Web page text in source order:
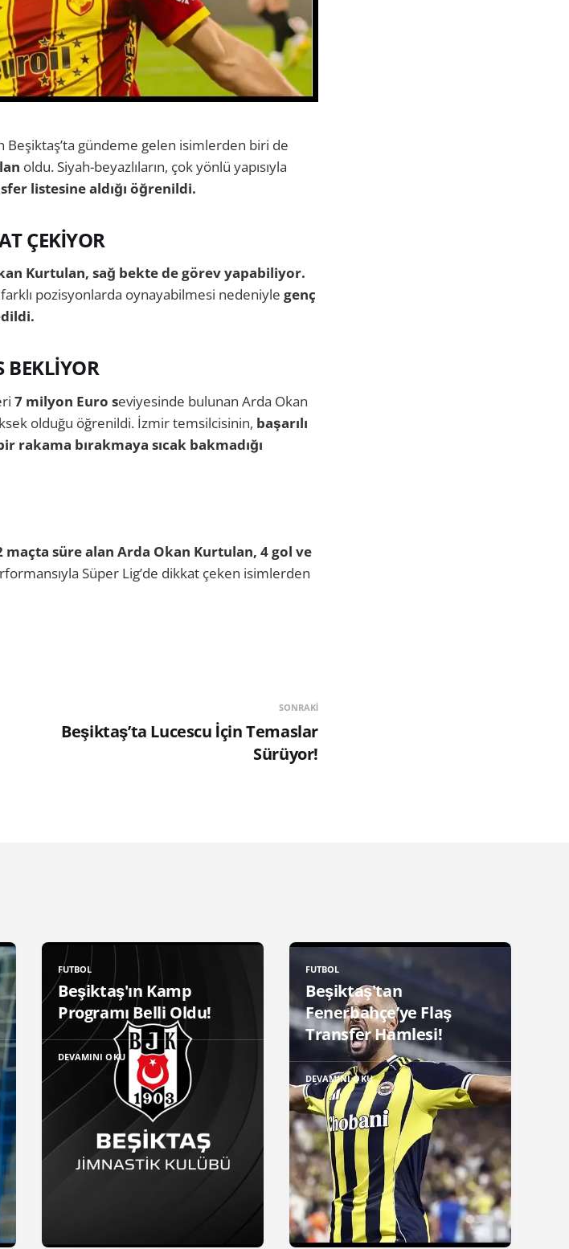
Beşiktaş’ta gündeme gelen isimlerden biri de
oldu. Siyah-beyazlıların, çok yönlü yapısıyla
listesine aldığı öğrenildi.
ÇEKİYOR
Kurtulan, sağ bekte de görev yapabiliyor.
pozisyonlarda oynayabilmesi nedeniyle genç
BEKLİYOR
7 milyon Euro seviyesinde bulunan Arda Okan
olduğu öğrenildi. İzmir temsilcisinin, başarılı
rakama bırakmaya sıcak bakmadığı
maçta süre alan Arda Okan Kurtulan, 4 gol ve
Süper Lig’de dikkat çeken isimlerden
SONRAKI
Beşiktaş’ta Lucescu İçin Temaslar
Sürüyor!
FUTBOL
Beşiktaş'ın Kamp
Programı Belli Oldu!
DEVAMINI OKU
FUTBOL
Beşiktaş'tan
Fenerbahçe’ye Flaş
Transfer Hamlesi!
DEVAMINI OKU